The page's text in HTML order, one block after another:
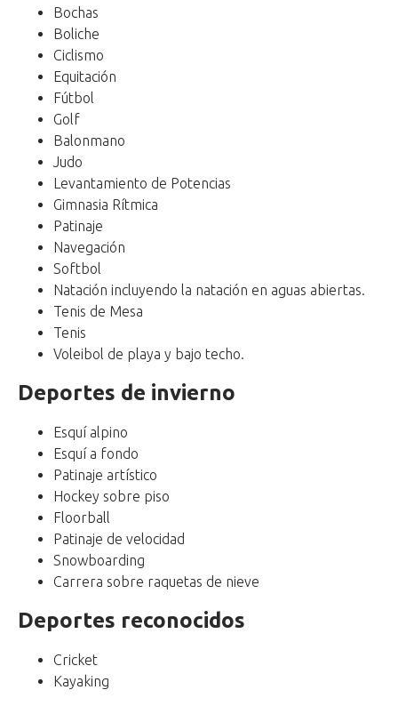
Bochas
Boliche
Ciclismo
Equitación
Fútbol
Golf
Balonmano
Judo
Levantamiento de Potencias
Gimnasia Rítmica
Patinaje
Navegación
Softbol
Natación incluyendo la natación en aguas abiertas.
Tenis de Mesa
Tenis
Voleibol de playa y bajo techo.
Deportes de invierno
Esquí alpino
Esquí a fondo
Patinaje artístico
Hockey sobre piso
Floorball
Patinaje de velocidad
Snowboarding
Carrera sobre raquetas de nieve
Deportes reconocidos
Cricket
Kayaking